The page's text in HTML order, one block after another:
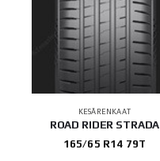
KESÄRENKAAT
ROAD RIDER STRADA
165/65 R14 79T